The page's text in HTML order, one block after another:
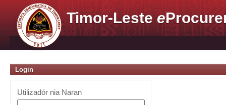
Timor-Lestee
Login
Utilizadór nia Naran